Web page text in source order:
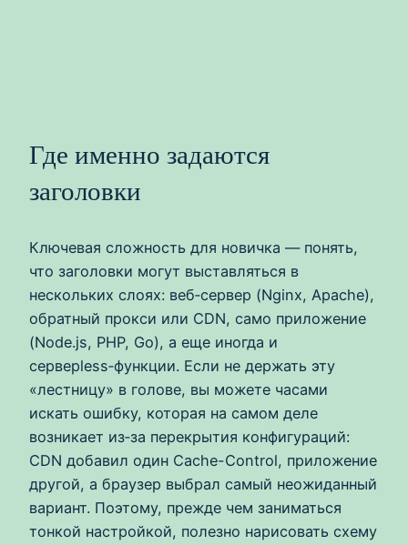
Где именно задаются
заголовки
Ключевая сложность для новичка — понять,
что заголовки могут выставляться в
нескольких слоях: веб‑сервер (Nginx, Apache),
обратный прокси или CDN, само приложение
(Node.js, PHP, Go), а еще иногда и
серверless‑функции. Если не держать эту
«лестницу» в голове, вы можете часами
искать ошибку, которая на самом деле
возникает из‑за перекрытия конфигураций:
CDN добавил один Cache-Control, приложение
другой, а браузер выбрал самый неожиданный
вариант. Поэтому, прежде чем заниматься
тонкой настройкой, полезно нарисовать схему